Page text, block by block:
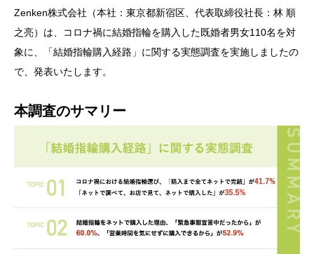
Zenken株式会社（本社：東京都新宿区、代表取締役社長：林 順
之亮）は、コロナ禍に結婚指輪を購入した既婚者男女110名を対
象に、「結婚指輪購入経路」に関する実態調査​​​​を実施しましたの
で、発表いたします。
本調査のサマリー